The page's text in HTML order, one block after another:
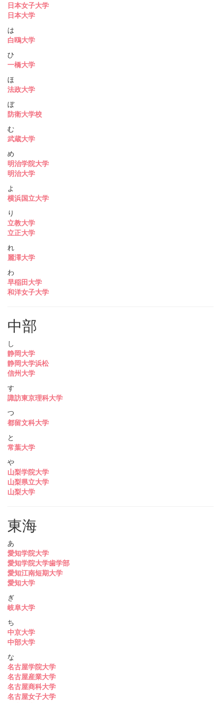
日本女子大学
日本大学
は
白鴎大学
ひ
一橋大学
ほ
法政大学
ぼ
防衛大学校
む
武蔵大学
め
明治学院大学
明治大学
よ
横浜国立大学
り
立教大学
立正大学
れ
麗澤大学
わ
早稲田大学
和洋女子大学
中部
し
静岡大学
静岡大学浜松
信州大学
す
諏訪東京理科大学
つ
都留文科大学
と
常葉大学
や
山梨学院大学
山梨県立大学
山梨大学
東海
あ
愛知学院大学
愛知学院大学歯学部
愛知江南短期大学
愛知大学
ぎ
岐阜大学
ち
中京大学
中部大学
な
名古屋学院大学
名古屋産業大学
名古屋商科大学
名古屋女子大学